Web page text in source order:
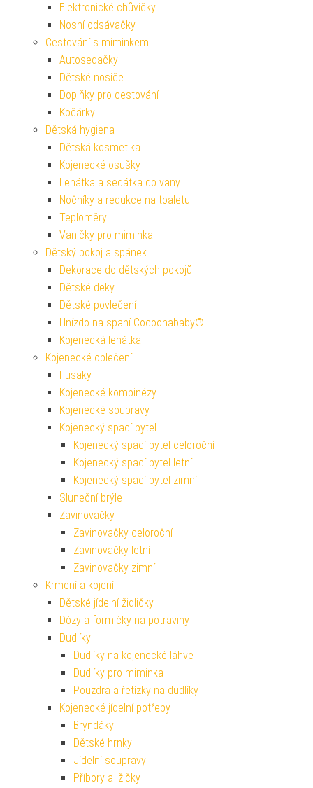
Elektronické chůvičky
Nosní odsávačky
Cestování s miminkem
Autosedačky
Dětské nosiče
Doplňky pro cestování
Kočárky
Dětská hygiena
Dětská kosmetika
Kojenecké osušky
Lehátka a sedátka do vany
Nočníky a redukce na toaletu
Teploměry
Vaničky pro miminka
Dětský pokoj a spánek
Dekorace do dětských pokojů
Dětské deky
Dětské povlečení
Hnízdo na spaní Cocoonababy®
Kojenecká lehátka
Kojenecké oblečení
Fusaky
Kojenecké kombinézy
Kojenecké soupravy
Kojenecký spací pytel
Kojenecký spací pytel celoroční
Kojenecký spací pytel letní
Kojenecký spací pytel zimní
Sluneční brýle
Zavinovačky
Zavinovačky celoroční
Zavinovačky letní
Zavinovačky zimní
Krmení a kojení
Dětské jídelní židličky
Dózy a formičky na potraviny
Dudlíky
Dudlíky na kojenecké láhve
Dudlíky pro miminka
Pouzdra a řetízky na dudlíky
Kojenecké jídelní potřeby
Bryndáky
Dětské hrnky
Jídelní soupravy
Příbory a lžičky